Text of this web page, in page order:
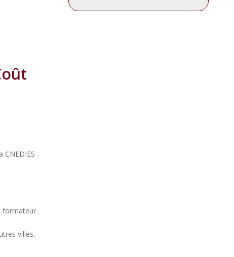
CNEDIES
formateur
villes,